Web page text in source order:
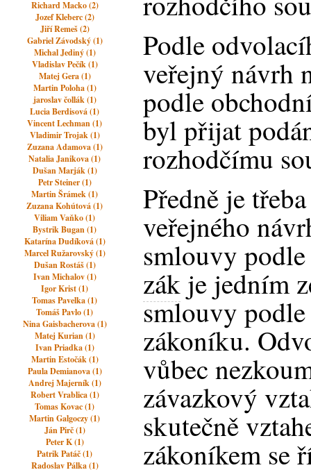
Richard Macko (2)
Jozef Kleberc (2)
Jiří Remeš (2)
Gabriel Závodský (1)
Michal Jediný (1)
Vladislav Pečík (1)
Matej Gera (1)
Martin Poloha (1)
jaroslav čollák (1)
Lucia Berdisová (1)
Vincent Lechman (1)
Vladimir Trojak (1)
Zuzana Adamova (1)
Natalia Janikova (1)
Dušan Marják (1)
Petr Steiner (1)
Martin Šrámek (1)
Zuzana Kohútová (1)
Viliam Vaňko (1)
Bystrik Bugan (1)
Katarína Dudíková (1)
Marcel Ružarovský (1)
Dušan Rostáš (1)
Ivan Michalov (1)
Igor Krist (1)
Tomas Pavelka (1)
Tomáš Pavlo (1)
Nina Gaisbacherova (1)
Matej Kurian (1)
Ivan Priadka (1)
Martin Estočák (1)
Paula Demianova (1)
Andrej Majerník (1)
Robert Vrablica (1)
Tomas Kovac (1)
Martin Galgoczy (1)
Ján Pirč (1)
Peter K (1)
Patrik Patáč (1)
Radoslav Pálka (1)
Podle
veřejný návrh
podle
byl přijat
rozhodčímu
Předně je
veřejného
smlouvy
zák je jedním
smlouvy
zákoníku.
vůbec
závazkový
skutečně
zákoníkem se